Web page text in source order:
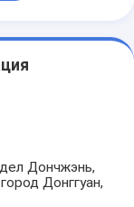
Дончжэнь,
Донггуан,